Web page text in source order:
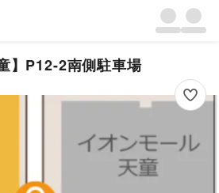
】P12-2南側駐車場